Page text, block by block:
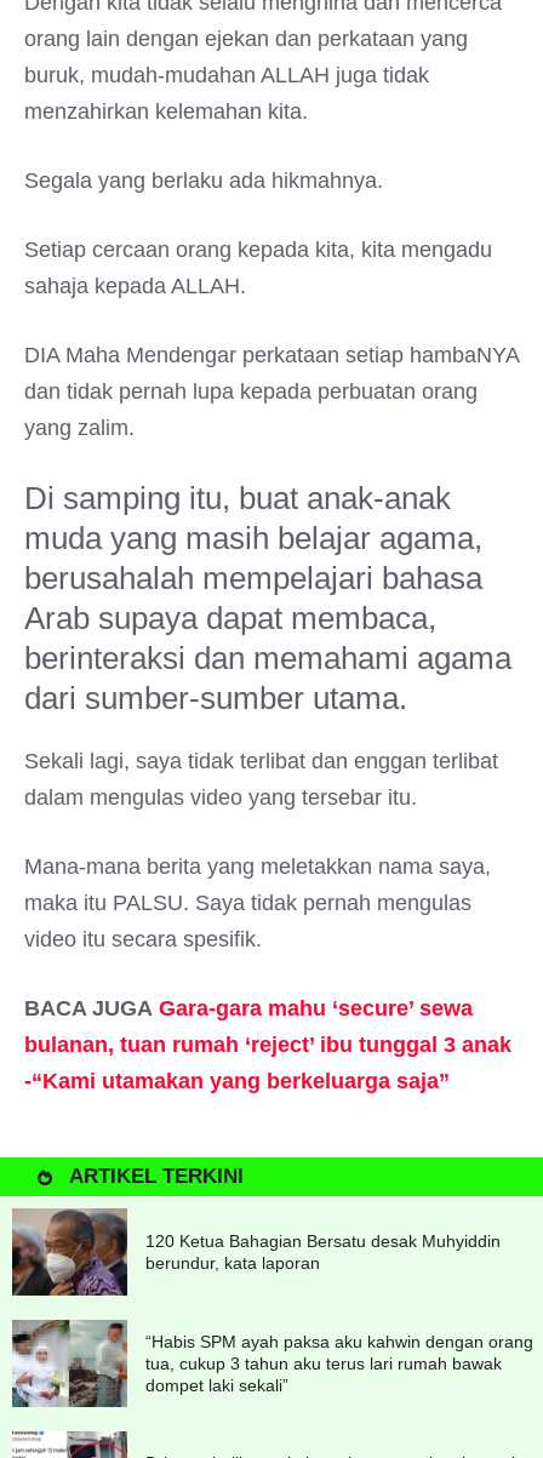
orang lain dengan ejekan dan perkataan yang
buruk, mudah-mudahan ALLAH juga tidak
menzahirkan kelemahan kita.
Segala yang berlaku ada hikmahnya.
Setiap cercaan orang kepada kita, kita mengadu
sahaja kepada ALLAH.
DIA Maha Mendengar perkataan setiap hambaNYA
dan tidak pernah lupa kepada perbuatan orang
yang zalim.
Di samping itu, buat anak-anak
muda yang masih belajar agama,
berusahalah mempelajari bahasa
Arab supaya dapat membaca,
berinteraksi dan memahami agama
dari sumber-sumber utama.
Sekali lagi, saya tidak terlibat dan enggan terlibat
dalam mengulas video yang tersebar itu.
Mana-mana berita yang meletakkan nama saya,
maka itu PALSU. Saya tidak pernah mengulas
video itu secara spesifik.
BACA JUGA Gara-gara mahu ‘secure’ sewa
bulanan, tuan rumah ‘reject’ ibu tunggal 3 anak
-“Kami utamakan yang berkeluarga saja”
ARTIKEL TERKINI
120 Ketua Bahagian Bersatu desak Muhyiddin
berundur, kata laporan
“Habis SPM ayah paksa aku kahwin dengan orang
tua, cukup 3 tahun aku terus lari rumah bawak
dompet laki sekali”